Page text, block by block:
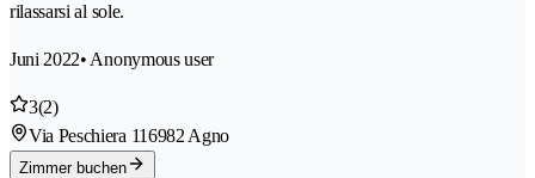
rilassarsi al sole.
Juni 2022• Anonymous user
3(2)
Via Peschiera 116982 Agno
Zimmer buchen